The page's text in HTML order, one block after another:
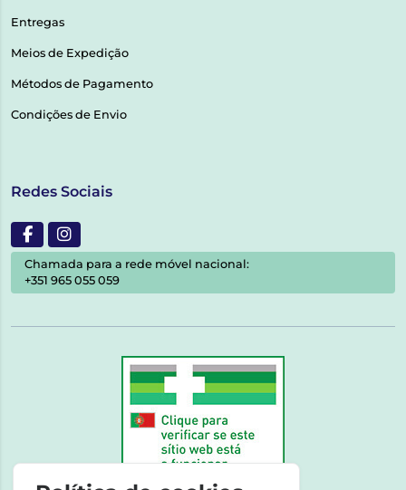
Entregas
Meios de Expedição
Métodos de Pagamento
Condições de Envio
Redes Sociais
Chamada para a rede móvel nacional:
+351 965 055 059